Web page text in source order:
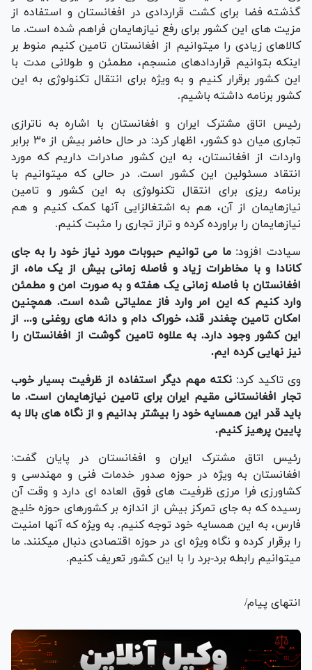
گذشته فضا برای کشت قراردادی در افغانستان و استفاده از
مزیت های این کشور برای رفع نیازهایمان فراهم شده است. ما
کالاهای زیادی را میتوانیم از افغانستان تامین کنیم منوط بر
اینکه بتوانیم قراردادهای منسجم، مطمئن و طولانی مدت با
این کشور برقرار کنیم و به ویژه برای انتقال تکنولوژی به این
کشور برنامه داشته باشیم.
رئیس اتاق مشترک ایران و افغانستان با اشاره به ناترازی
تجاری میان دو کشور، اظهار کرد: در حال حاضر بیش از ۳۰ برابر
واردات از افغانستان، به این کشور صادرات داریم که مورد
انتقاد مسئولین این کشور است. در حالی که میتوانیم با
برنامه ریزی برای انتقال تکنولوژی به این کشور و تامین
نیازهایمان از آن، هم به اشتغالزایی آنها کمک کنیم و هم
نیازهایمان را براورده کرده و تراز تجاری را مثبت کنیم.
سیادت افزود:ما می توانیم حبوبات مورد نیاز خود را به جای
کانادا و با مخاطرات زیاد و فاصله زمانی بیش از یک ماه، از
افغانستان با فاصله زمانی یک هفته و به صورت امن و مطمئن
وارد کنیم که این امر وارد فاز عملیاتی شده است. همچنین
امکان تامین چغندر قند، خوراک دام و دانه های روغنی و... از
این کشور وجود دارد. به علاوه تامین گوشت از افغانستان را
نیز نهایی کرده ایم.
وی تاکید کرد:نکته مهم دیگر استفاده از ظرفیت بسیار خوب
تجار افغانستانی مقیم ایران برای تامین نیازهایمان است. ما
باید قدر این همسایه خود را بیشتر بدانیم و از نگاه های بالا به
پایین پرهیز کنیم.
رئیس اتاق مشترک ایران و افغانستان در پایان گفت:
افغانستان به ویژه در حوزه صدور خدمات فنی و مهندسی و
کشاورزی فرا مرزی ظرفیت های فوق العاده ای دارد و وقت آن
رسیده که به جای تمرکز بیش از اندازه بر کشورهای حوزه خلیج
فارس، به این همسایه خود توجه کنیم. به ویژه که آنها امنیت
را برقرار کرده و نگاه ویژه ای در حوزه اقتصادی دنبال میکنند. ما
میتوانیم رابطه برد-برد را با این کشور تعریف کنیم.
انتهای پیام/